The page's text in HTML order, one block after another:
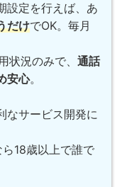
設定を行えば、あ
だけでOK。毎月
状況のみで、 通話
安心。
なサービス開発に
18歳以上で誰で